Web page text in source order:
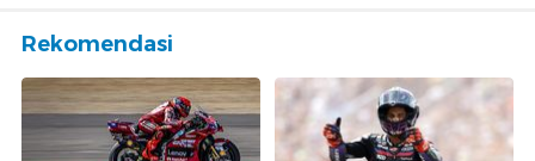
Rekomendasi